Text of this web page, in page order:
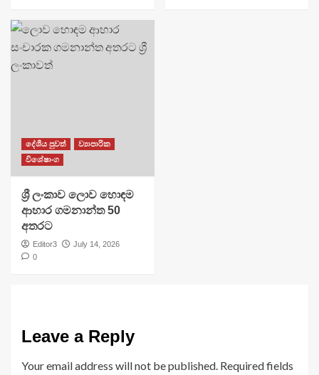
දේශීය පුවත්
ව්‍යාපාරික
විශේෂාංග
ශ්‍රී ලංකාව ලොව හොඳම
ආහාර ගමනාන්ත 50
අතරට
Editor3
July 14, 2026
0
Leave a Reply
Your email address will not be published. Required fields